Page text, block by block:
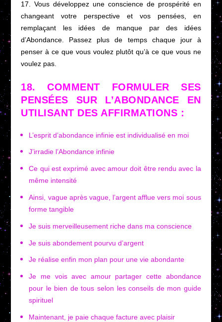
17. Vous développez une conscience de prospérité en
changeant votre perspective et vos pensées, en
remplaçant les idées de manque par des idées
d’Abondance. Passez plus de temps chaque jour à
penser à ce que vous voulez plutôt qu’à ce que vous ne
voulez pas.
18. COMMENT FORMULER SES
PENSÉES SUR L’ABONDANCE EN
UTILISANT DES AFFIRMATIONS :
L’esprit d’abondance infinie est individualisé en moi
J’irradie l’Abondance infinie
Ce qui est exprimé avec amour doit être rendu avec la
même intensité
Ainsi, vague après vague, l’argent afflue vers moi sous
forme tangible
Je suis merveilleusement riche dans ma conscience
Je suis abondement pourvu d’argent
Je réalise enfin mon plan pour une vie abondante
Je me vois avec amour partager cette abondance
pour le bien de tous selon les conseils de mon guide
spirituel
Maintenant, je paie chaque facture avec plaisir